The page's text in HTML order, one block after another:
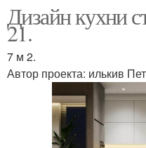
Дизайн кухни
21.
7 м 2.
Автор проекта: илькив